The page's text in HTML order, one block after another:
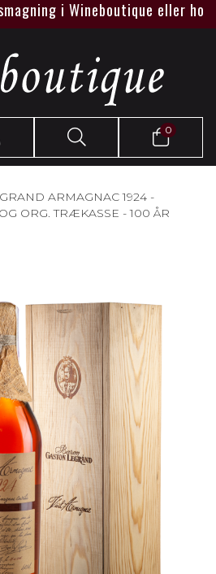
i Wineboutique eller hos
0
ARMAGNAC 1924 -
ORG. TRÆKASSE - 100 ÅR